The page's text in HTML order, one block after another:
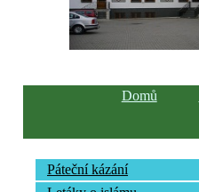
Domů
Páteční kázání